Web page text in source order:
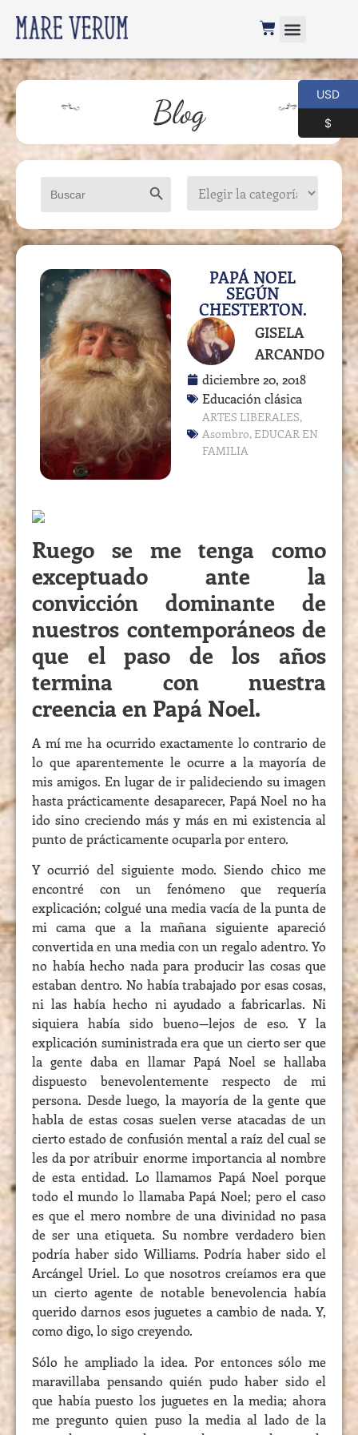
Blog
Buscar: Botón de búsqueda
PAPÁ NOEL
SEGÚN
CHESTERTON.
GISELA
ARCANDO
diciembre 20, 2018
Educación clásica
ARTES LIBERALES,
Asombro, EDUCAR EN
FAMILIA
Ruego se me tenga como
exceptuado ante la
convicción dominante de
nuestros contemporáneos de
que el paso de los años
termina con nuestra
creencia en Papá Noel.
A mí me ha ocurrido exactamente lo contrario de
lo que aparentemente le ocurre a la mayoría de
mis amigos. En lugar de ir palideciendo su imagen
hasta prácticamente desaparecer, Papá Noel no ha
ido sino creciendo más y más en mi existencia al
punto de prácticamente ocuparla por entero.
Y ocurrió del siguiente modo. Siendo chico me
encontré con un fenómeno que requería
explicación; colgué una media vacía de la punta de
mi cama que a la mañana siguiente apareció
convertida en una media con un regalo adentro. Yo
no había hecho nada para producir las cosas que
estaban dentro. No había trabajado por esas cosas,
ni las había hecho ni ayudado a fabricarlas. Ni
siquiera había sido bueno—lejos de eso. Y la
explicación suministrada era que un cierto ser que
la gente daba en llamar Papá Noel se hallaba
dispuesto benevolentemente respecto de mi
persona. Desde luego, la mayoría de la gente que
habla de estas cosas suelen verse atacadas de un
cierto estado de confusión mental a raíz del cual se
les da por atribuir enorme importancia al nombre
de esta entidad. Lo llamamos Papá Noel porque
todo el mundo lo llamaba Papá Noel; pero el caso
es que el mero nombre de una divinidad no pasa
de ser una etiqueta. Su nombre verdadero bien
podría haber sido Williams. Podría haber sido el
Arcángel Uriel. Lo que nosotros creíamos era que
un cierto agente de notable benevolencia había
querido darnos esos juguetes a cambio de nada. Y,
como digo, lo sigo creyendo.
Sólo he ampliado la idea. Por entonces sólo me
maravillaba pensando quién pudo haber sido el
que había puesto los juguetes en la media; ahora
me pregunto quien puso la media al lado de la
USD
$